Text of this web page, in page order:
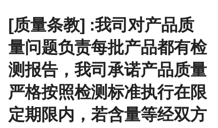
[质量条教] :我司对产品质
量问题负责每批产品都有检
测报告，我司承诺产品质量
严格按照检测标准执行在限
定期限内，若含量等经双方